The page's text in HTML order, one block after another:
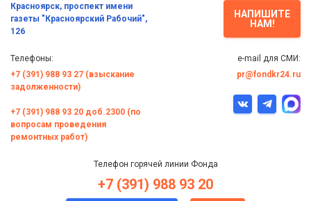
Красноярск, проспект имени
газеты "Красноярский Рабочий",
126
Телефоны:
+7 (391) 988 93 27 (взыскание
задолженности)
+7 (391) 988 93 20 доб.2300 (по
вопросам проведения
ремонтных работ)
НАПИШИТЕ
НАМ!
e-mail для СМИ:
pr@fondkr24.ru
Телефон горячей линии Фонда
+7 (391) 988 93 20